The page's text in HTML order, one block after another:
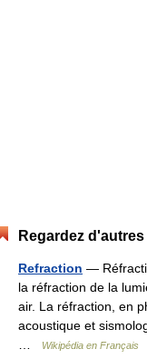
Regardez
Refraction —
la réfraction de la
air. La réfraction, en
acoustique et
…
Wikipédia en Français